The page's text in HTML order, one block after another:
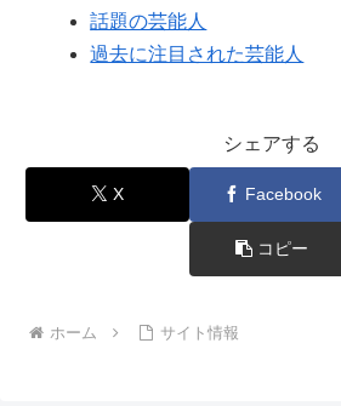
話題の芸能人
過去に注目された芸能人
シェアする
X Facebook
コピー
ホーム サイト情報